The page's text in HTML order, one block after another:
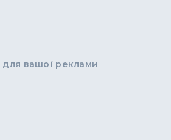
для вашої реклами